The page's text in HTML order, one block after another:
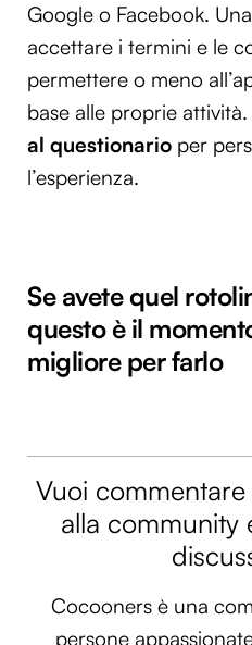
Google o Facebook.
accettare i termini e le
permettere o meno
base alle proprie
al questionario per
l’esperienza.
Se avete quel
questo è il
migliore per farlo
Vuoi commentare
alla community
Cocooners è una
persone